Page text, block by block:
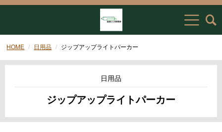
HOME 日用品 ジップアップライトパーカー
日用品
ジップアップライトパーカー